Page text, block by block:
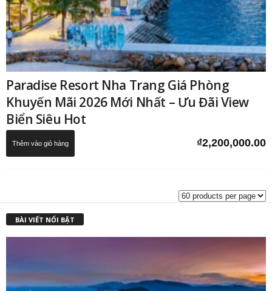
Paradise Resort Nha Trang Giá Phòng
Khuyến Mãi 2026 Mới Nhất – Ưu Đãi View
Biển Siêu Hot
₫2,200,000.00
Thêm vào giỏ hàng
BÀI VIẾT NỔI BẬT